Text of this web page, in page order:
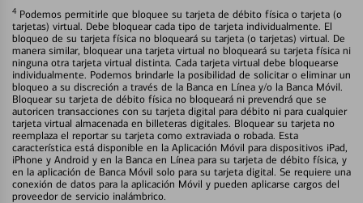
4 Podemos permitirle que bloquee su tarjeta de débito física o tarjeta (o
tarjetas) virtual. Debe bloquear cada tipo de tarjeta individualmente. El
bloqueo de su tarjeta física no bloqueará su tarjeta (o tarjetas) virtual. De
manera similar, bloquear una tarjeta virtual no bloqueará su tarjeta física ni
ninguna otra tarjeta virtual distinta. Cada tarjeta virtual debe bloquearse
individualmente. Podemos brindarle la posibilidad de solicitar o eliminar un
bloqueo a su discreción a través de la Banca en Línea y/o la Banca Móvil.
Bloquear su tarjeta de débito física no bloqueará ni prevendrá que se
autoricen transacciones con su tarjeta digital para débito ni para cualquier
tarjeta virtual almacenada en billeteras digitales. Bloquear su tarjeta no
reemplaza el reportar su tarjeta como extraviada o robada. Esta
característica está disponible en la Aplicación Móvil para dispositivos iPad,
iPhone y Android y en la Banca en Línea para su tarjeta de débito física, y
en la aplicación de Banca Móvil solo para su tarjeta digital. Se requiere una
conexión de datos para la aplicación Móvil y pueden aplicarse cargos del
proveedor de servicio inalámbrico.